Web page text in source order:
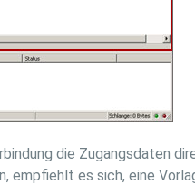
die Zugangsdaten
empfiehlt es sich, eine